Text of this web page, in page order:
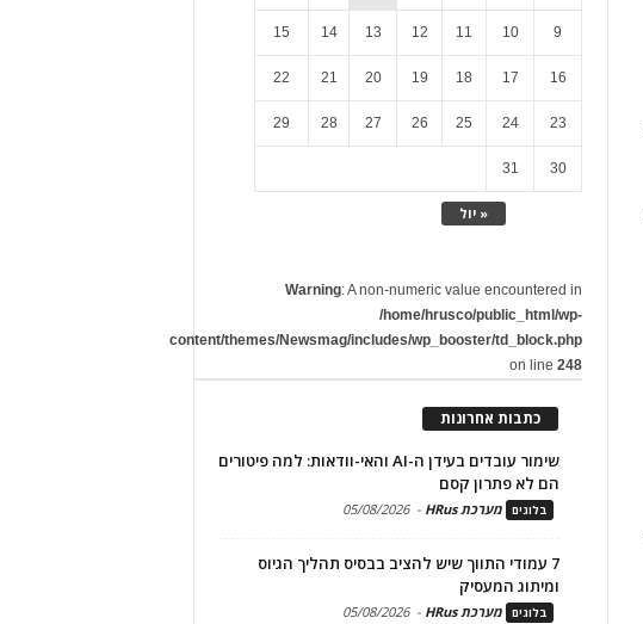
« יול
9
10
11
12
13
14
15
16
17
18
19
20
21
22
23
24
25
26
27
28
29
30
31
Warning: A non-numeric value encountered in
/home/hrusco/public_html/wp-
content/themes/Newsmag/includes/wp_booster/td_block.php
on line248
כתבות אחרונות
שימור עובדים בעידן ה-AI והאי-וודאות: למה פיטורים
הם לא פתרון קסם
בלוגים מערכת HRus -
05/08/2026
7 עמודי התווך שיש להציב בבסיס תהליך הגיוס
ומיתוג המעסיק
בלוגים מערכת HRus -
05/08/2026